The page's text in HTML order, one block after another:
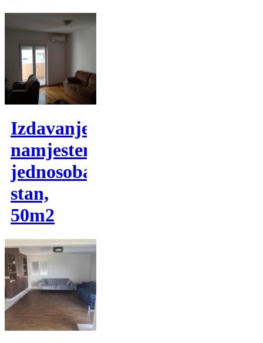
Izdavanje,
namjesten
jednosoban
stan,
50m2